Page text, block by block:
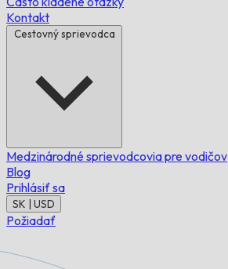
Kontakt
Cestovný sprievodca
Medzinárodné sprievodcovia pre vodičov
Blog
Prihlásiť sa
SK | USD
Požiadať